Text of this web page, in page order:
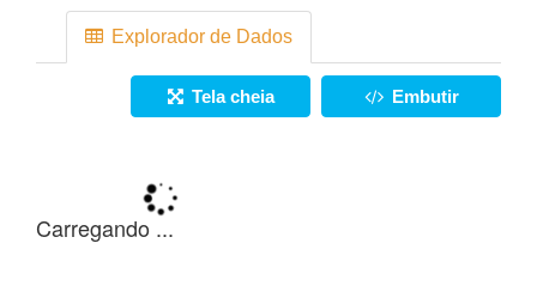
Explorador de Dados
Tela cheia Embutir